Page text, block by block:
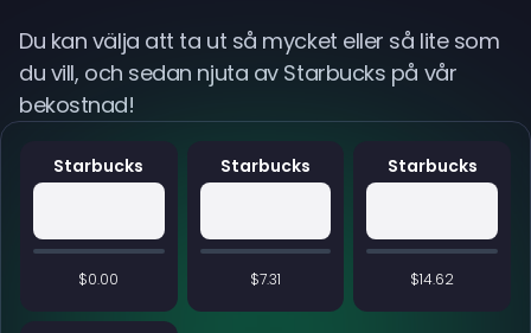
Starbucks
$0.00
Starbucks
$7.31
Starbucks
$14.62
Du kan välja att ta ut så mycket eller så lite som
du vill, och sedan njuta av Starbucks på vår
bekostnad!